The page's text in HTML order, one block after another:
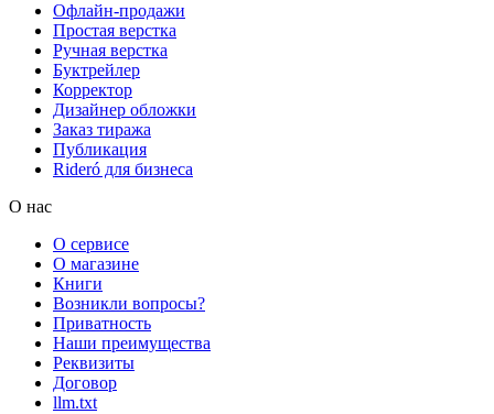
Офлайн-продажи
Простая верстка
Ручная верстка
Буктрейлер
Корректор
Дизайнер обложки
Заказ тиража
Публикация
Rideró для бизнеса
О нас
О сервисе
О магазине
Книги
Возникли вопросы?
Приватность
Наши преимущества
Реквизиты
Договор
llm.txt